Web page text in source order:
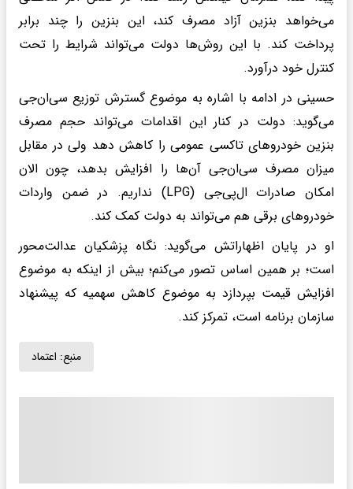
می‌خواهد بنزین آزاد مصرف کند، این بنزین را چند برابر
پرداخت کند. با این روش‌ها دولت می‌تواند شرایط را تحت
کنترل خود درآورد.
حسینی در ادامه با اشاره به موضوع گسترش توزیع سی‌ان‌جی
می‌گوید: دولت در کنار این اقدامات می‌تواند حجم مصرف
بنزین خودروهای تاکسی عمومی را کاهش دهد ولی در مقابل
میزان مصرف سی‌ان‌جی آن‌ها را افزایش بدهد، چون الان
امکان صادرات ال‌پی‌جی (LPG) نداریم. در ضمن واردات
خودروهای برقی هم می‌تواند به دولت کمک کند.
او در پایان اظهاراتش می‌گوید: نگاه پزشکیان عدالت‌محور
است؛ بر همین اساس تصور می‌کنم؛ بیش از اینکه به موضوع
افزایش قیمت بپردازد به موضوع کاهش سهمیه که پیشنهاد
سازمان برنامه است، تمرکز کند.
منبع: اعتماد